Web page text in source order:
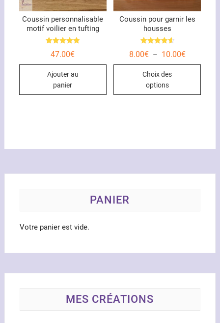
Coussin personnalisable
motif voilier en tufting
5.00
47.00€
Ajouter au
panier
Coussin pour garnir les
housses
4.67
8.00€ – 10.00€Plage
Choix des
options
Ce
PANIER
Votre panier est vide.
MES CRÉATIONS